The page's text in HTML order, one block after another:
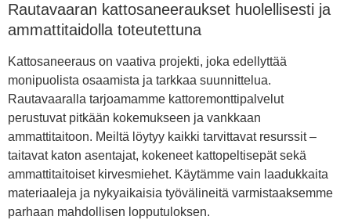
Rautavaaran kattosaneeraukset huolellisesti ja
ammattitaidolla toteutettuna
Kattosaneeraus on vaativa projekti, joka edellyttää
monipuolista osaamista ja tarkkaa suunnittelua.
Rautavaaralla tarjoamamme kattoremonttipalvelut
perustuvat pitkään kokemukseen ja vankkaan
ammattitaitoon. Meiltä löytyy kaikki tarvittavat resurssit –
taitavat katon asentajat, kokeneet kattopeltisepät sekä
ammattitaitoiset kirvesmiehet. Käytämme vain laadukkaita
materiaaleja ja nykyaikaisia työvälineitä varmistaaksemme
parhaan mahdollisen lopputuloksen.